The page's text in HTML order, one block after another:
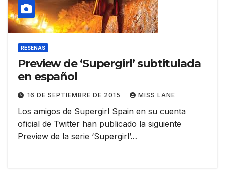
RESEÑAS
Preview de ‘Supergirl’ subtitulada
en español
16 DE SEPTIEMBRE DE 2015 MISS LANE
Los amigos de Supergirl Spain en su cuenta
oficial de Twitter han publicado la siguiente
Preview de la serie ‘Supergirl’…